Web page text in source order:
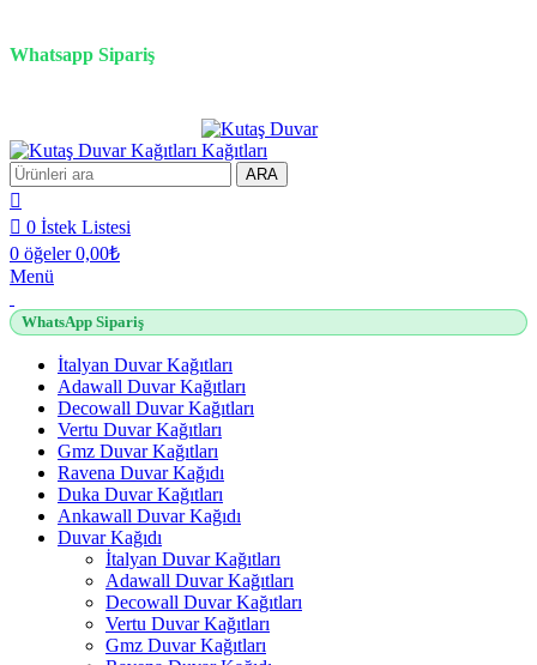
Whatsapp Sipariş
ARA
0 İstek Listesi
0 öğeler 0,00₺
Menü
WhatsApp Sipariş
İtalyan Duvar Kağıtları
Adawall Duvar Kağıtları
Decowall Duvar Kağıtları
Vertu Duvar Kağıtları
Gmz Duvar Kağıtları
Ravena Duvar Kağıdı
Duka Duvar Kağıtları
Ankawall Duvar Kağıdı
Duvar Kağıdı
İtalyan Duvar Kağıtları
Adawall Duvar Kağıtları
Decowall Duvar Kağıtları
Vertu Duvar Kağıtları
Gmz Duvar Kağıtları